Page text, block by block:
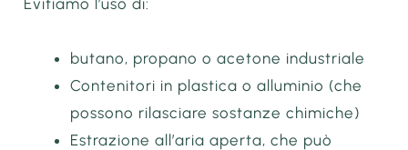
butano, propano o acetone industriale
Contenitori in plastica o alluminio (che
possono rilasciare sostanze chimiche)
Estrazione all’aria aperta, che può